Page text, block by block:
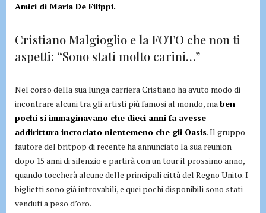
Amici di Maria De Filippi.
Cristiano Malgioglio e la FOTO che non ti
aspetti: “Sono stati molto carini…”
Nel corso della sua lunga carriera Cristiano ha avuto modo di
incontrare alcuni tra gli artisti più famosi al mondo, maben
pochi si immaginavano che dieci anni fa avesse
addirittura incrociato nientemeno che gli Oasis. Il gruppo
fautore del britpop di recente ha annunciato la sua reunion
dopo 15 anni di silenzio e partirà con un tour il prossimo anno,
quando toccherà alcune delle principali città del Regno Unito. I
biglietti sono già introvabili, e quei pochi disponibili sono stati
venduti a peso d’oro.